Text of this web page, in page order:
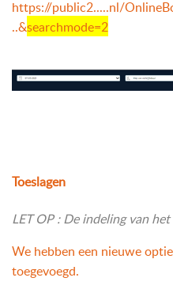
https://public2.....nl/
..&searchmode=2
Toeslagen
LET OP : De indeling van
We hebben een nieuwe
toegevoegd.